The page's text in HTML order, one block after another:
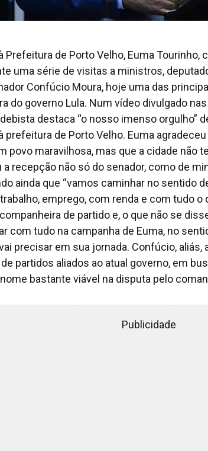
Prefeitura de Porto Velho, Euma
uma série de visitas a ministros,
Confúcio Moura, hoje uma das
do governo Lula. Num vídeo divulgado
destaca “o nosso imenso orgulho”
prefeitura de Porto Velho. Euma
povo maravilhosa, mas que a cidade não
a recepção não só do senador, como de
ainda que “vamos caminhar no sentido
emprego, com renda e com tudo
de partido e, o que não se
com tudo na campanha de Euma, no
precisar em sua jornada. Confúcio,
partidos aliados ao atual governo, em
bastante viável na disputa pelo
Publicidade